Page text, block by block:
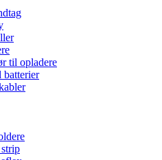
til opladere
batterier